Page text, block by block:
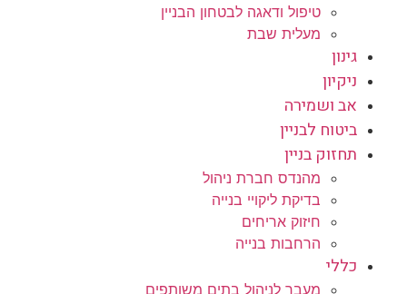
טיפול ודאגה לבטחון הבניין
מעלית שבת
גינון
ניקיון
אב ושמירה
ביטוח לבניין
תחזוק בניין
מהנדס חברת ניהול
בדיקת ליקויי בנייה
חיזוק אריחים
הרחבות בנייה
כללי
מעבר לניהול בתים משותפים